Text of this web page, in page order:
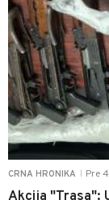
CRNA HRONIKA Pre